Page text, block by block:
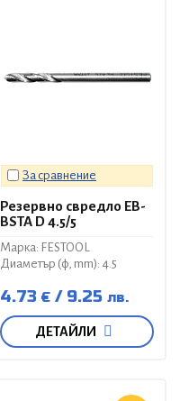
За сравнение
Резервно свредло EB-
BSTA D 4.5/5
Марка: FESTOOL
Диаметър (ф, mm): 4.5
4.73 € 9.25 лв.
ДЕТАЙЛИ